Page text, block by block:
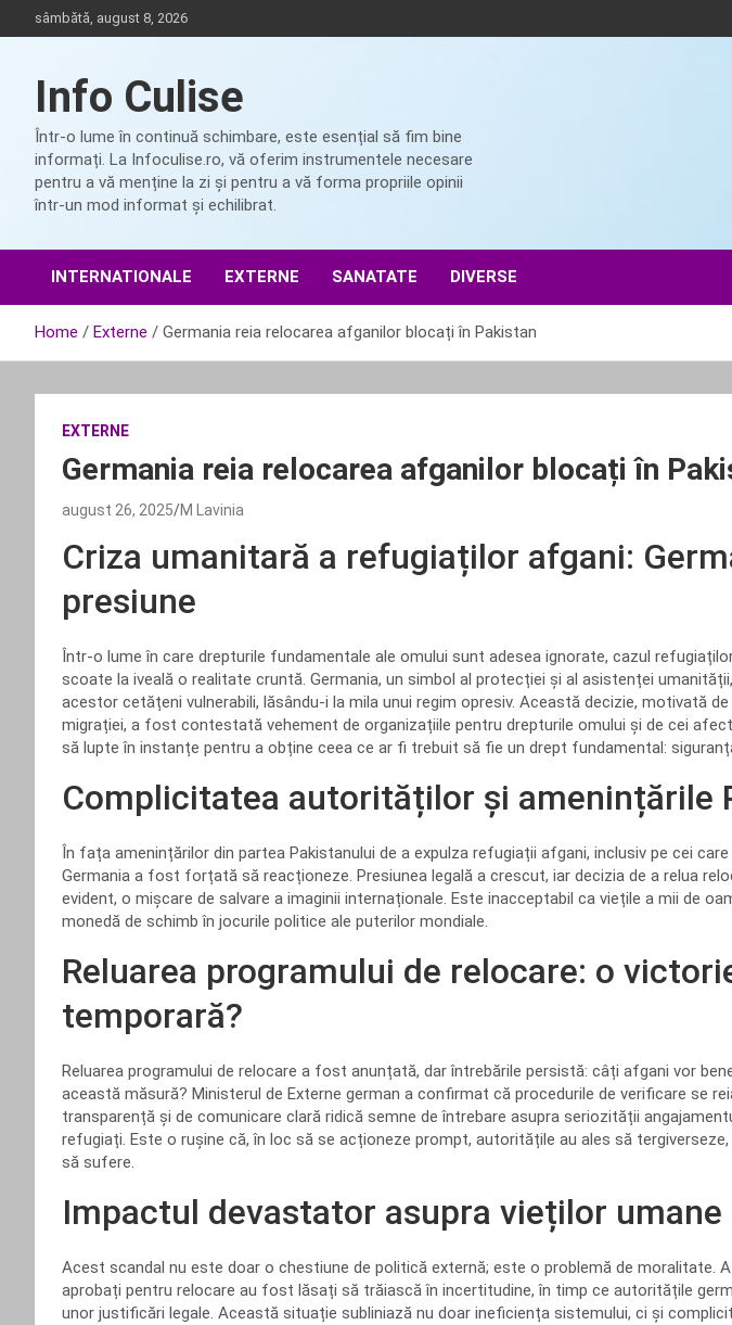
to
sâmbătă, august 8, 2026
Info Culise
Într-o lume în continuă schimbare, este esențial să fim bine
informați. La Infoculise.ro, vă oferim instrumentele necesare
pentru a vă menține la zi și pentru a vă forma propriile opinii
într-un mod informat și echilibrat.
INTERNATIONALE EXTERNE SANATATE DIVERSE
Home Externe Germania reia relocarea afganilor blocați în Pakistan
EXTERNE
Germania reia relocarea afganilor blocați în
august 26, 2025 M Lavinia
Criza umanitară a refugiaților afgani:
presiune
Într-o lume în care drepturile fundamentale ale omului sunt adesea ignorate, cazul
scoate la iveală o realitate cruntă. Germania, un simbol al protecției și al asistenței
acestor cetățeni vulnerabili, lăsându-i la mila unui regim opresiv. Această decizie, motivată
migrației, a fost contestată vehement de organizațiile pentru drepturile omului și de cei
să lupte în instanțe pentru a obține ceea ce ar fi trebuit să fie un drept fundamental:
Complicitatea autorităților și amenințările
În fața amenințărilor din partea Pakistanului de a expulza refugiații afgani, inclusiv pe cei care
Germania a fost forțată să reacționeze. Presiunea legală a crescut, iar decizia de a relua
evident, o mișcare de salvare a imaginii internaționale. Este inacceptabil ca viețile a mii de
monedă de schimb în jocurile politice ale puterilor mondiale.
Reluarea programului de relocare: o
temporară?
Reluarea programului de relocare a fost anunțată, dar întrebările persistă: câți afgani vor
această măsură? Ministerul de Externe german a confirmat că procedurile de verificare se
transparență și de comunicare clară ridică semne de întrebare asupra seriozității
refugiați. Este o rușine că, în loc să se acționeze prompt, autoritățile au ales să
să sufere.
Impactul devastator asupra vieților umane
Acest scandal nu este doar o chestiune de politică externă; este o problemă de moralitate.
aprobați pentru relocare au fost lăsați să trăiască în incertitudine, în timp ce autoritățile
unor justificări legale. Această situație subliniază nu doar ineficiența sistemului, ci și